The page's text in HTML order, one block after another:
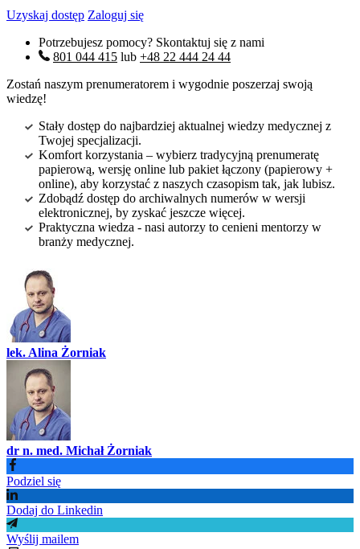
Uzyskaj dostęp Zaloguj się
Potrzebujesz pomocy? Skontaktuj się z nami
801 044 415 lub +48 22 444 24 44
Zostań naszym prenumeratorem i wygodnie poszerzaj swoją
wiedzę!
Stały dostęp do najbardziej aktualnej wiedzy medycznej z
Twojej specjalizacji.
Komfort korzystania – wybierz tradycyjną prenumeratę
papierową, wersję online lub pakiet łączony (papierowy +
online), aby korzystać z naszych czasopism tak, jak lubisz.
Zdobądź dostęp do archiwalnych numerów w wersji
elektronicznej, by zyskać jeszcze więcej.
Praktyczna wiedza - nasi autorzy to cenieni mentorzy w
branży medycznej.
lek. Alina Żorniak
dr n. med. Michał Żorniak
Podziel się
Dodaj do Linkedin
Wyślij mailem